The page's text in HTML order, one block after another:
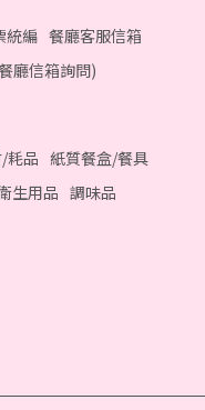
統編 餐廳客服信箱
廳信箱詢問)
耗品 紙質餐盒/餐具
生用品 調味品